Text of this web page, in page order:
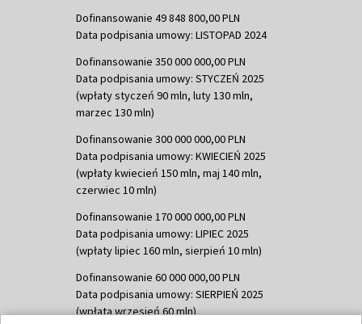
Dofinansowanie 49 848 800,00 PLN
Data podpisania umowy: LISTOPAD 2024
Dofinansowanie 350 000 000,00 PLN
Data podpisania umowy: STYCZEŃ 2025
(wpłaty styczeń 90 mln, luty 130 mln,
marzec 130 mln)
Dofinansowanie 300 000 000,00 PLN
Data podpisania umowy: KWIECIEŃ 2025
(wpłaty kwiecień 150 mln, maj 140 mln,
czerwiec 10 mln)
Dofinansowanie 170 000 000,00 PLN
Data podpisania umowy: LIPIEC 2025
(wpłaty lipiec 160 mln, sierpień 10 mln)
Dofinansowanie 60 000 000,00 PLN
Data podpisania umowy: SIERPIEŃ 2025
(wpłata wrzesień 60 mln)